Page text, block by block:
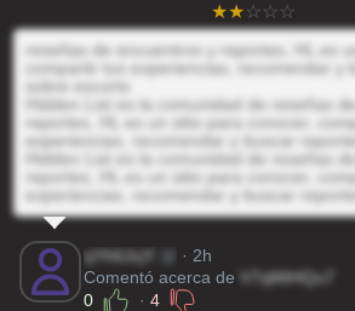
reseñas de encuentros y reportes, HL es
compartir tus experiencias, recomendar y
sobre escorts
Hidden List es la comunidad de reseñas
reportes, HL es un sitio para conocer,
experiencias, recomendar y buscar
Hidden List es la comunidad de reseñas
reportes, HL es un sitio para conocer,
experiencias, recomendar y buscar
qYh6JcjY
· 2h
Comentó acerca de
V7qMtHQu7
0
·4